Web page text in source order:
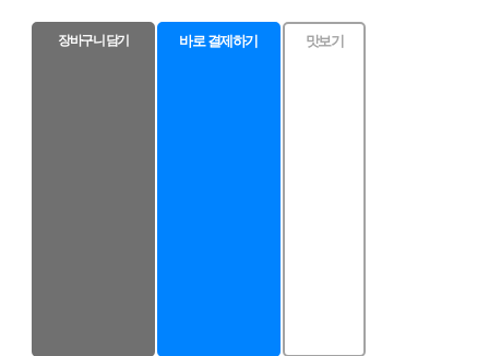
장바구니 담기 바로 결제하기 맛보기